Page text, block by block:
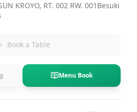
KROYO, RT. 002 RW. 001Besuki
Book a Table
Menu Book